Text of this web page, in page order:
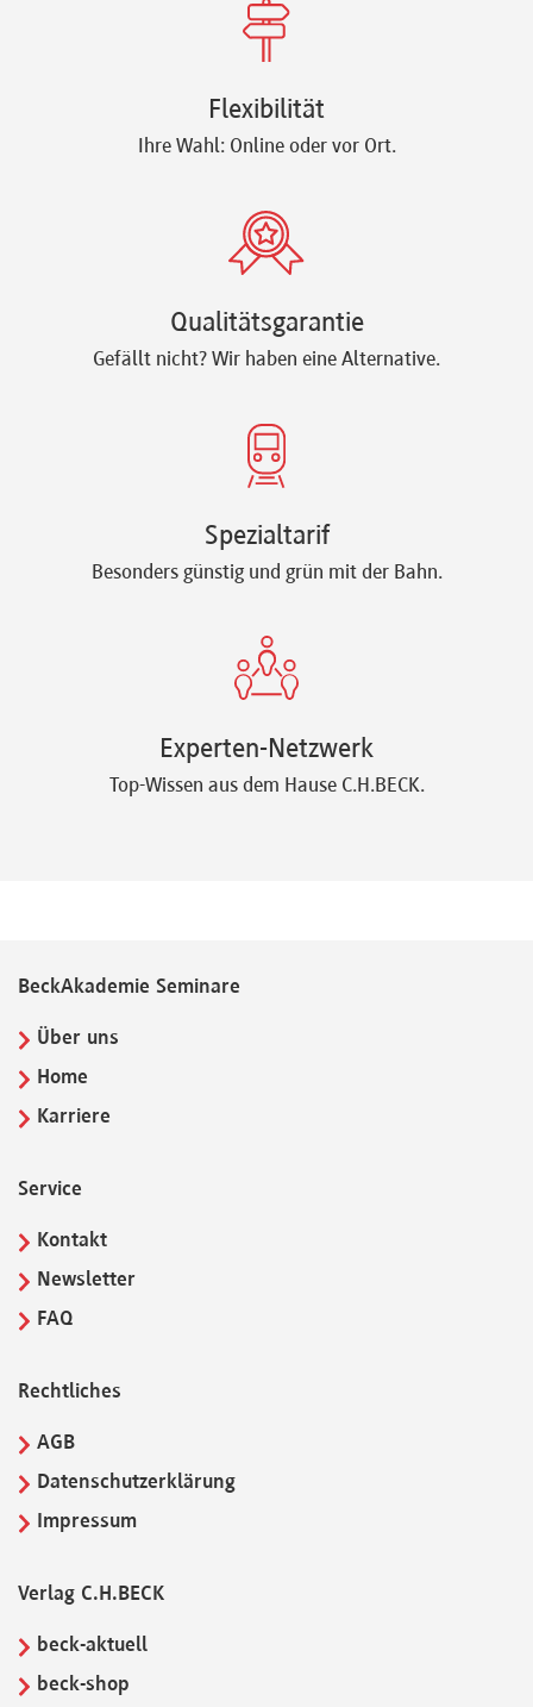
Flexibilität
Ihre Wahl: Online oder vor Ort.
Qualitätsgarantie
Gefällt nicht? Wir haben eine Alternative.
Spezialtarif
Besonders günstig und grün mit der Bahn.
Experten-Netzwerk
Top-Wissen aus dem Hause C.H.BECK.
BeckAkademie Seminare
Über uns
Home
Karriere
Service
Kontakt
Newsletter
FAQ
Rechtliches
AGB
Datenschutzerklärung
Impressum
Verlag C.H.BECK
beck-aktuell
beck-shop